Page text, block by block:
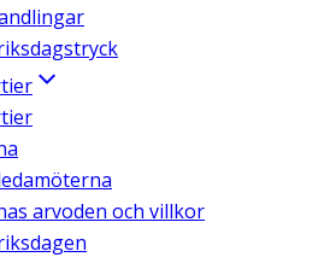
arvoden och villkor